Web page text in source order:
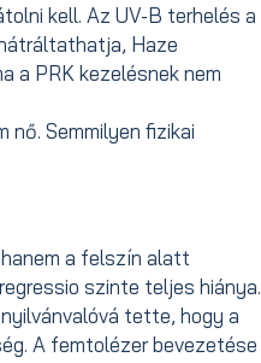
kell. Az UV-B terhelés a
Haze
a PRK kezelésnek nem
Semmilyen fizikai
a felszín alatt
szinte teljes hiánya.
tette, hogy a
A femtolézer bevezetése